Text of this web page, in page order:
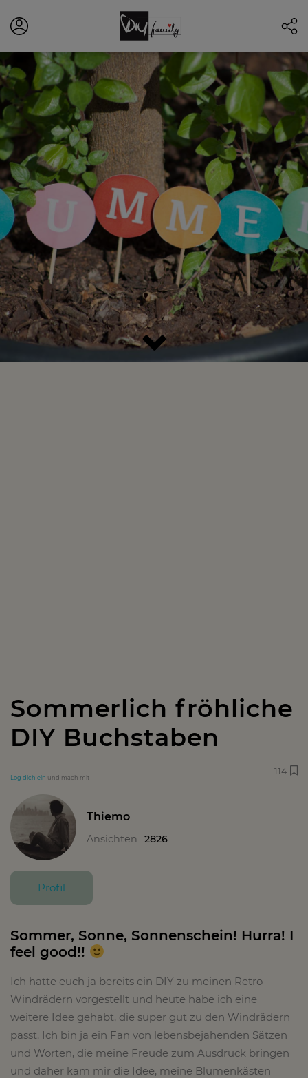
Sommerlich fröhliche
DIY Buchstaben
Log dich ein und mach mit
114
Thiemo
Ansichten 2826
Profil
Sommer, Sonne, Sonnenschein! Hurra! I
feel good!!
Ich hatte euch ja bereits ein DIY zu meinen Retro-
Windrädern vorgestellt und heute habe ich eine
weitere Idee gehabt, die super gut zu den Windrädern
passt. Ich bin ja ein Fan von lebensbejahenden Sätzen
und Worten, die meine Freude zum Ausdruck bringen
und daher kam mir die Idee, meine Blumenkästen